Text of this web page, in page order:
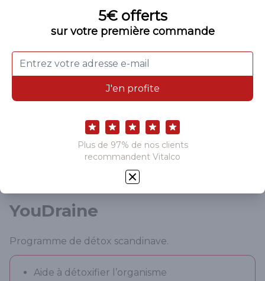
YouDraine
Programme de détox scandinave.
Aide à détoxifier l’organisme